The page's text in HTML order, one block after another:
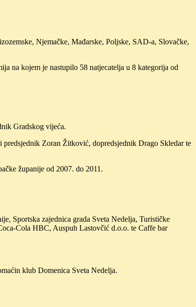
Njemačke, Mađarske, Poljske, SAD-a, Slovačke,
na kojem je nastupilo 58 natjecatelja u 8 kategorija od
Gradskog vijeća.
Zoran Žitković, dopredsjednik Drago Skledar te
županije od 2007. do 2011.
Sportska zajednica grada Sveta Nedelja, Turističke
Cola HBC, Auspuh Lastovčić d.o.o. te Caffe bar
klub Domenica Sveta Nedelja.